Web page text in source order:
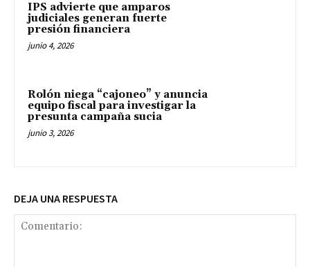
IPS advierte que amparos
judiciales generan fuerte
presión financiera
junio 4, 2026
Rolón niega “cajoneo” y anuncia
equipo fiscal para investigar la
presunta campaña sucia
junio 3, 2026
DEJA UNA RESPUESTA